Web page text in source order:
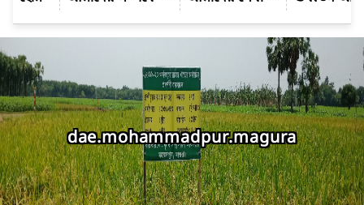
dae.mohammadpur.magura